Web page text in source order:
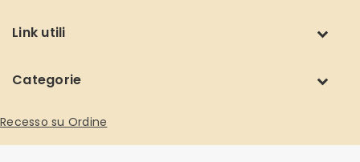
Link utili
Categorie
Recesso su Ordine